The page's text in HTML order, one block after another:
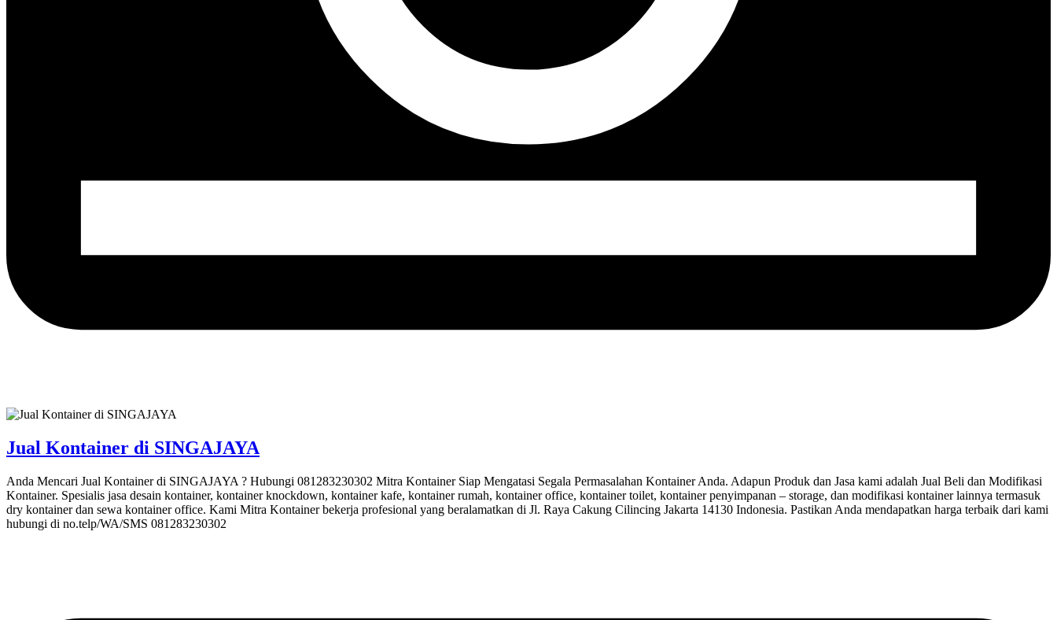
Jual Kontainer di SINGAJAYA
Anda Mencari Jual Kontainer di SINGAJAYA ? Hubungi 081283230302 Mitra Kontainer Siap Mengatasi Segala Permasalahan Kontainer Anda. Adapun Produk dan Jasa kami adalah Jual Beli dan Modifikasi
Kontainer. Spesialis jasa desain kontainer, kontainer knockdown, kontainer kafe, kontainer rumah, kontainer office, kontainer toilet, kontainer penyimpanan – storage, dan modifikasi kontainer lainnya termasuk
dry kontainer dan sewa kontainer office. Kami Mitra Kontainer bekerja profesional yang beralamatkan di Jl. Raya Cakung Cilincing Jakarta 14130 Indonesia. Pastikan Anda mendapatkan harga terbaik dari kami
hubungi di no.telp/WA/SMS 081283230302